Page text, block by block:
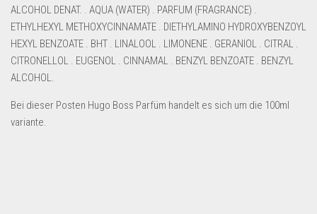
Sport & Freizeit
Uhren & Schmuck
Wohnen & Einrichten
Restposten für Privatpersonen
ALCOHOL DENAT. . AQUA (WATER) . PARFUM (FRAGRANCE) .
ETHYLHEXYL METHOXYCINNAMATE . DIETHYLAMINO HYDROXYBENZOYL
HEXYL BENZOATE . BHT . LINALOOL . LIMONENE . GERANIOL . CITRAL .
CITRONELLOL . EUGENOL . CINNAMAL . BENZYL BENZOATE . BENZYL
ALCOHOL.
Bei dieser Posten Hugo Boss Parfüm handelt es sich um die 100ml
variante.